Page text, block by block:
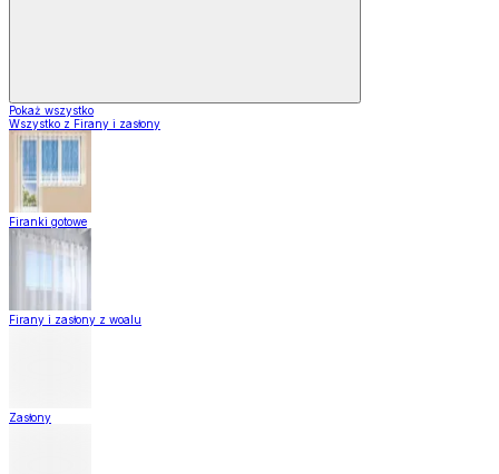
Pokaż wszystko
Wszystko z Firany i zasłony
Firanki gotowe
Firany i zasłony z woalu
Zasłony